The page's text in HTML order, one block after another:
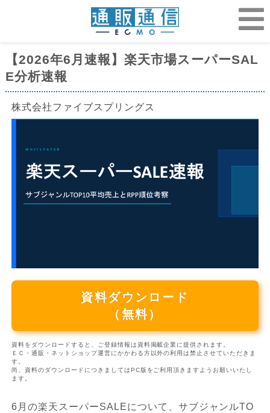
【2026年6月速報】楽天市場スーパーSAL
E分析速報
株式会社ファイブスプリングス
資料ダウンロード
（無料）
資料をダウンロードすると、ご登録情報は資料掲載企業に提供されます。
ＥＣ・通販・ネットショップ運営にかかわる方以外の利用は禁止させていただきま
す。
尚、資料のダウンロードにつきましてはPC版をご利用頂きますようお願いいたし
ます。
6月の楽天スーパーSALEについて、サブジャンルTO